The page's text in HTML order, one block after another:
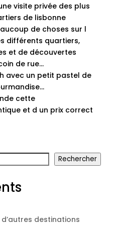
visite privée des plus
de lisbonne
de choses sur l
différents quartiers,
et de découvertes
de rue…
avec un petit pastel de
cette
et d un prix correct
Rechercher
destinations